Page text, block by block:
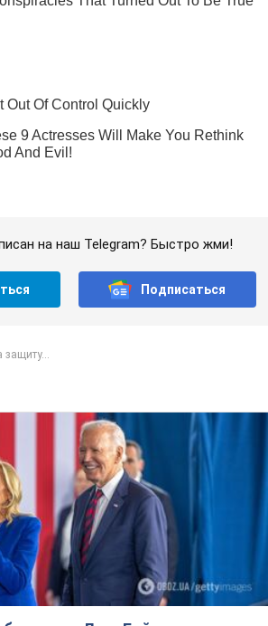
на наш Telegram? Быстро жми!
Подписаться
защиту...